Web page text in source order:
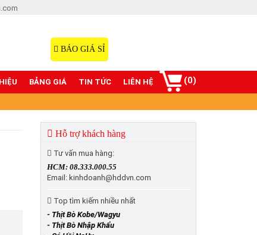
BÁO GIÁ SỈ
(0)
BẢNG GIÁ TIN TỨC LIÊN HỆ
Hỗ trợ khách hàng
Tư vấn mua hàng:
HCM: 08.333.000.55
Email: kinhdoanh@hddvn.com
Top tìm kiếm nhiều nhất
- Thịt Bò Kobe/Wagyu
- Thịt Bò Nhập Khẩu